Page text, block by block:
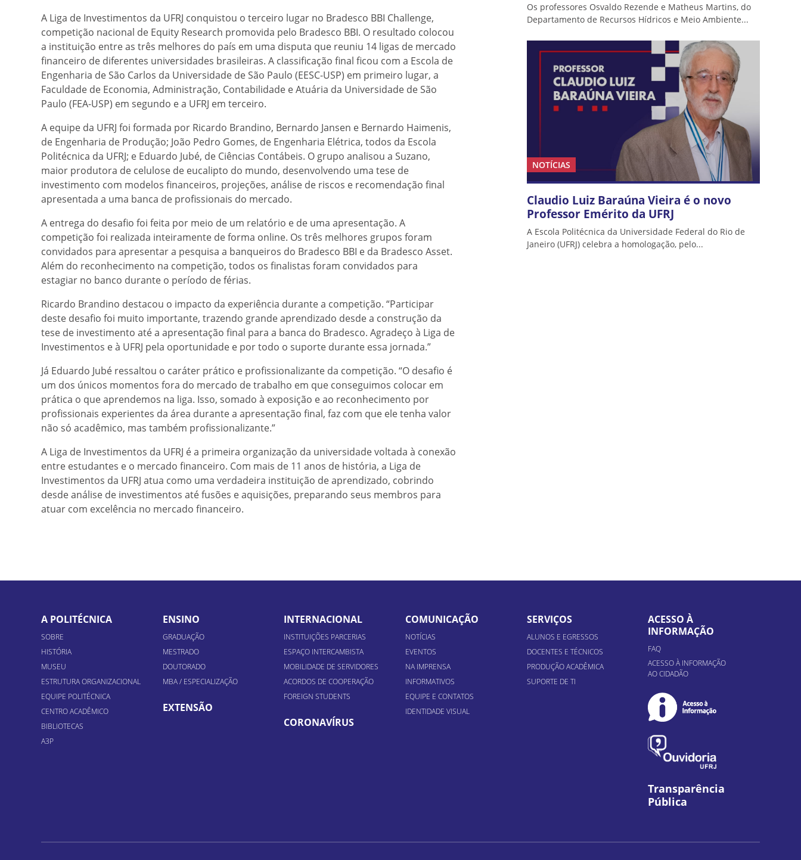
A Liga de Investimentos da UFRJ conquistou o terceiro lugar no Bradesco BBI Challenge,
competição nacional de Equity Research promovida pelo Bradesco BBI. O resultado colocou
a instituição entre as três melhores do país em uma disputa que reuniu 14 ligas de mercado
financeiro de diferentes universidades brasileiras. A classificação final ficou com a Escola de
Engenharia de São Carlos da Universidade de São Paulo (EESC-USP) em primeiro lugar, a
Faculdade de Economia, Administração, Contabilidade e Atuária da Universidade de São
Paulo (FEA-USP) em segundo e a UFRJ em terceiro.
A equipe da UFRJ foi formada por Ricardo Brandino, Bernardo Jansen e Bernardo Haimenis,
de Engenharia de Produção; João Pedro Gomes, de Engenharia Elétrica, todos da Escola
Politécnica da UFRJ; e Eduardo Jubé, de Ciências Contábeis. O grupo analisou a Suzano,
maior produtora de celulose de eucalipto do mundo, desenvolvendo uma tese de
investimento com modelos financeiros, projeções, análise de riscos e recomendação final
apresentada a uma banca de profissionais do mercado.
A entrega do desafio foi feita por meio de um relatório e de uma apresentação. A
competição foi realizada inteiramente de forma online. Os três melhores grupos foram
convidados para apresentar a pesquisa a banqueiros do Bradesco BBI e da Bradesco Asset.
Além do reconhecimento na competição, todos os finalistas foram convidados para
estagiar no banco durante o período de férias.
Ricardo Brandino destacou o impacto da experiência durante a competição. “Participar
deste desafio foi muito importante, trazendo grande aprendizado desde a construção da
tese de investimento até a apresentação final para a banca do Bradesco. Agradeço à Liga de
Investimentos e à UFRJ pela oportunidade e por todo o suporte durante essa jornada.”
Já Eduardo Jubé ressaltou o caráter prático e profissionalizante da competição. “O desafio é
um dos únicos momentos fora do mercado de trabalho em que conseguimos colocar em
prática o que aprendemos na liga. Isso, somado à exposição e ao reconhecimento por
profissionais experientes da área durante a apresentação final, faz com que ele tenha valor
não só acadêmico, mas também profissionalizante.”
A Liga de Investimentos da UFRJ é a primeira organização da universidade voltada à conexão
entre estudantes e o mercado financeiro. Com mais de 11 anos de história, a Liga de
Investimentos da UFRJ atua como uma verdadeira instituição de aprendizado, cobrindo
desde análise de investimentos até fusões e aquisições, preparando seus membros para
atuar com excelência no mercado financeiro.
Os professores Osvaldo Rezende e Matheus Martins, do
Departamento de Recursos Hídricos e Meio Ambiente...
NOTÍCIAS
Claudio Luiz Baraúna Vieira é o novo
Professor Emérito da UFRJ
A Escola Politécnica da Universidade Federal do Rio de
Janeiro (UFRJ) celebra a homologação, pelo...
A POLITÉCNICA
SOBRE
HISTÓRIA
MUSEU
ESTRUTURA ORGANIZACIONAL
EQUIPE POLITÉCNICA
CENTRO ACADÊMICO
BIBLIOTECAS
A3P
ENSINO
GRADUAÇÃO
MESTRADO
DOUTORADO
MBA / ESPECIALIZAÇÃO
EXTENSÃO
INTERNACIONAL
INSTITUIÇÕES PARCERIAS
ESPAÇO INTERCAMBISTA
MOBILIDADE DE SERVIDORES
ACORDOS DE COOPERAÇÃO
FOREIGN STUDENTS
CORONAVÍRUS
COMUNICAÇÃO
NOTÍCIAS
EVENTOS
NA IMPRENSA
INFORMATIVOS
EQUIPE E CONTATOS
IDENTIDADE VISUAL
SERVIÇOS
ALUNOS E EGRESSOS
DOCENTES E TÉCNICOS
PRODUÇÃO ACADÊMICA
SUPORTE DE TI
ACESSO À
INFORMAÇÃO
FAQ
ACESSO À INFORMAÇÃO
AO CIDADÃO
Transparência
Pública